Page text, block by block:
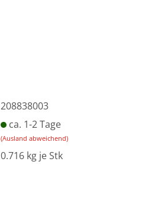
208838003
ca. 1-2 Tage
(Ausland abweichend)
0.716 kg je Stk